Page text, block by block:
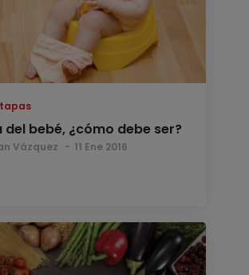
del bebé, ¿cómo debe ser?
Vázquez 11 Ene 2016